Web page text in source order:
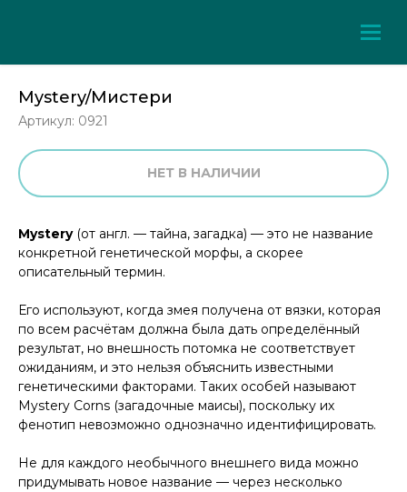
Mystery/Мистери
Артикул: 0921
НЕТ В НАЛИЧИИ
Mystery(от англ. — тайна, загадка) — это не название
конкретной генетической морфы, а скорее
описательный термин.
Его используют, когда змея получена от вязки, которая
по всем расчётам должна была дать определённый
результат, но внешность потомка не соответствует
ожиданиям, и это нельзя объяснить известными
генетическими факторами. Таких особей называют
Mystery Corns (загадочные маисы), поскольку их
фенотип невозможно однозначно идентифицировать.
Не для каждого необычного внешнего вида можно
придумывать новое название — через несколько